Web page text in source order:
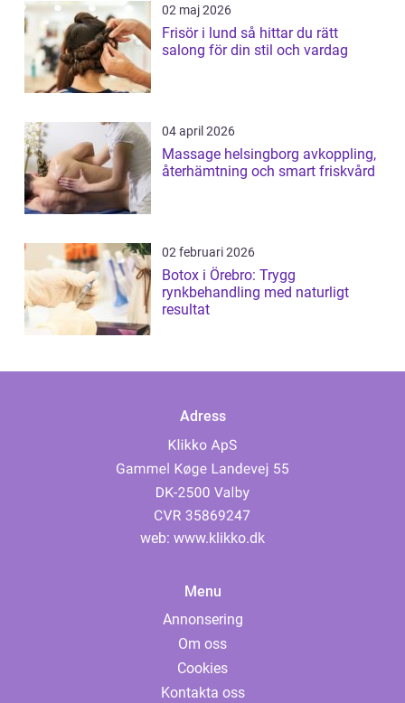
02 maj 2026
Frisör i lund så hittar du rätt
salong för din stil och vardag
04 april 2026
Massage helsingborg avkoppling,
återhämtning och smart friskvård
02 februari 2026
Botox i Örebro: Trygg
rynkbehandling med naturligt
resultat
Adress
web: www.klikko.dk
Menu
Annonsering
Om oss
Cookies
Kontakta oss